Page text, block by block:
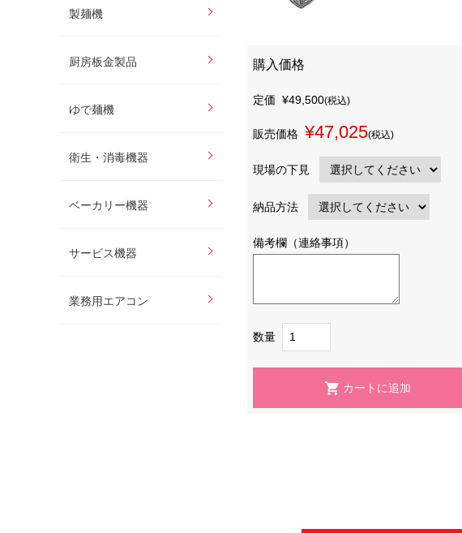
製麺機
厨房板金製品
ゆで麺機
衛生・消毒機器
ベーカリー機器
サービス機器
業務用エアコン
購入価格
定価 ¥49,500(税込)
販売価格 ¥47,025(税込)
現場の下見
納品方法
備考欄（連絡事項）
数量